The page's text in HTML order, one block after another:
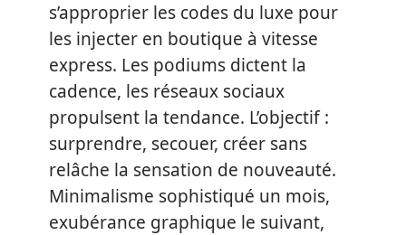
s’approprier les codes du luxe pour
les injecter en boutique à vitesse
express. Les podiums dictent la
cadence, les réseaux sociaux
propulsent la tendance. L’objectif :
surprendre, secouer, créer sans
relâche la sensation de nouveauté.
Minimalisme sophistiqué un mois,
exubérance graphique le suivant,